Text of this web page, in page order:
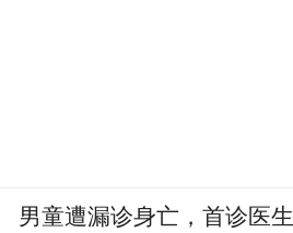
男童遭漏诊身亡，首诊医生